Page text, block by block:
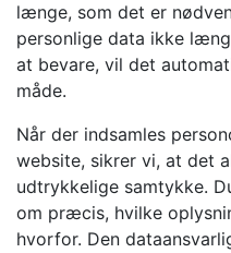
længe, som det er
personlige data ikke
at bevare, vil det
måde.
Når der indsamles
website, sikrer vi, at det
udtrykkelige samtykke.
om præcis, hvilke
hvorfor. Den